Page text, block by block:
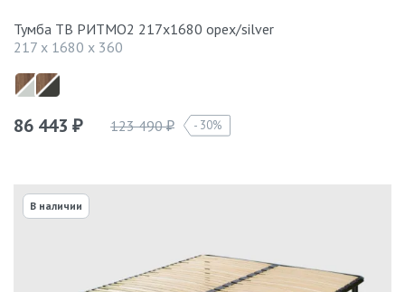
Тумба ТВ РИТМО2 217х1680 орех/silver
217 x 1680 x 360
86 443 ₽ 123 490₽ 30%
В наличии